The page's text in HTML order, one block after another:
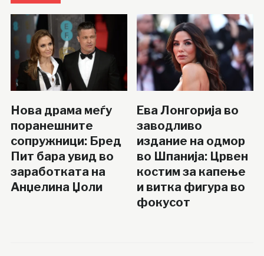
Нова драма меѓу
поранешните
сопружници: Бред
Пит бара увид во
заработката на
Анџелина Џоли
Ева Лонгорија во
заводливо
издание на одмор
во Шпанија: Црвен
костим за капење
и витка фигура во
фокусот